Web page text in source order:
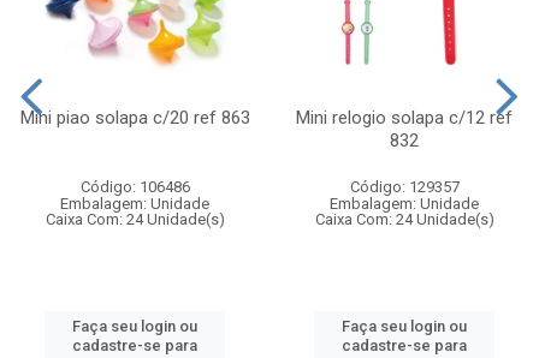
Mini piao solapa c/20 ref 863
Código: 106486
Embalagem: Unidade
Caixa Com: 24 Unidade(s)
Faça seu login ou
cadastre-se para
Mini relogio solapa c/12 ref
832
Código: 129357
Embalagem: Unidade
Caixa Com: 24 Unidade(s)
Faça seu login ou
cadastre-se para